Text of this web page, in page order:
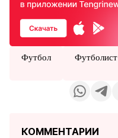
Футбол Футболист
КОММЕНТАРИИ